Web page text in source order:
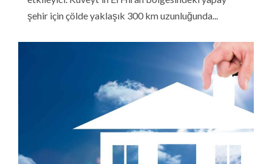
şehir için çölde yaklaşık 300 km uzunluğunda...